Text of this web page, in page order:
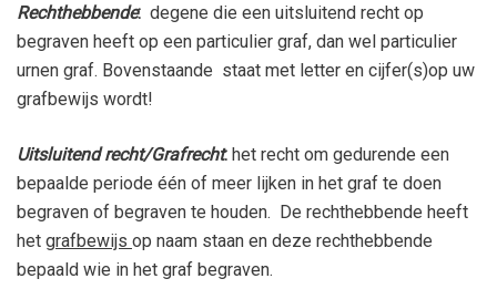
Rechthebbende: degene die een uitsluitend recht op
begraven heeft op een particulier graf, dan wel particulier
urnen graf. Bovenstaande staat met letter en cijfer(s)op uw
grafbewijs wordt!
Uitsluitend recht/Grafrecht: het recht om gedurende een
bepaalde periode één of meer lijken in het graf te doen
begraven of begraven te houden. De rechthebbende heeft
het grafbewijs op naam staan en deze rechthebbende
bepaald wie in het graf begraven.